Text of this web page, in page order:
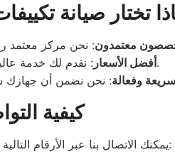
تختار صيانة
معتمدون
أفضل الأسعار: نقدم لك خدمة عالية الجودة بأسعار معقولة.
وفعالة
كيفية
يمكنك الاتصال بنا عبر الأرقام التالية لحجز خدمة الصيانة أو الاستفسار: